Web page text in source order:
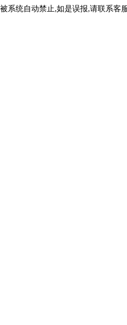
系统自动禁止,如是误报,请联系客